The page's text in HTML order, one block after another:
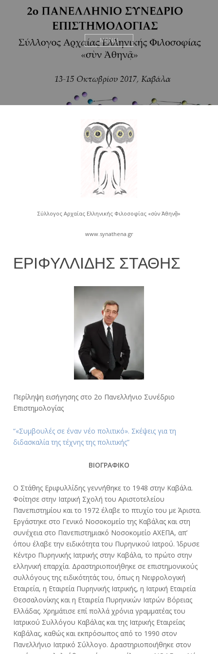
MENU
Σύλλογος Αρχαίας Ελληνικής Φιλοσοφίας «σὺν Ἀθηνᾷ»
www.synathena.gr
ΕΡΙΦΥΛΛΊΔΗΣ ΣΤΆΘΗΣ
Περίληψη εισήγησης στο 2ο Πανελλήνιο Συνέδριο
Επιστημολογίας
“«Συμβουλές σε έναν νέο πολιτικό». Σκέψεις για τη
διδασκαλία της τέχνης της πολιτικής”
ΒΙΟΓΡΑΦΙΚΟ
Ο Στάθης Εριφυλλίδης γεννήθηκε το 1948 στην Καβάλα.
Φοίτησε στην Ιατρική Σχολή του Αριστοτελείου
Πανεπιστημίου και το 1972 έλαβε το πτυχίο του με Άριστα.
Εργάστηκε στο Γενικό Νοσοκομείο της Καβάλας και στη
συνέχεια στο Πανεπιστημιακό Νοσοκομείο ΑΧΕΠΑ, απ’
όπου έλαβε την ειδικότητα του Πυρηνικού Ιατρού. Ίδρυσε
Κέντρο Πυρηνικής Ιατρικής στην Καβάλα, το πρώτο στην
ελληνική επαρχία. Δραστηριοποιήθηκε σε επιστημονικούς
συλλόγους της ειδικότητάς του, όπως η Νεφρολογική
Εταιρεία, η Εταιρεία Πυρηνικής Ιατρικής, η Ιατρική Εταιρεία
Θεσσαλονίκης και η Εταιρεία Πυρηνικών Ιατρών Βόρειας
Ελλάδας. Χρημάτισε επί πολλά χρόνια γραμματέας του
Ιατρικού Συλλόγου Καβάλας και της Ιατρικής Εταιρείας
Καβάλας, καθώς και εκπρόσωπος από το 1990 στον
Πανελλήνιο Ιατρικό Σύλλογο. Δραστηριοποιήθηκε στον